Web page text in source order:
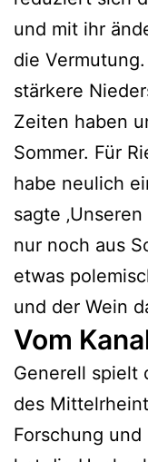
und mit ihr
die Vermutung
stärkere
Zeiten haben
Sommer. Für
habe neulich
sagte
nur noch aus
etwas
und der Wein
Vom
Generell spielt
des
Forschung